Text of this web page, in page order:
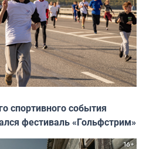
спортивного события
фестиваль «Гольфстрим»